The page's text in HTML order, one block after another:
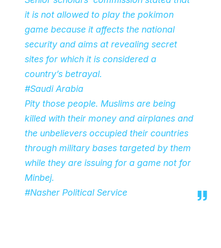
it is not allowed to play the pokimon
game because it affects the national
security and aims at revealing secret
sites for which it is considered a
country’s betrayal.
#SaudiArabia
Pity those people. Muslims are being
killed with their money and airplanes and
the unbelievers occupied their countries
through military bases targeted by them
while they are issuing for a game not for
Minbej.
#Nasher Political Service